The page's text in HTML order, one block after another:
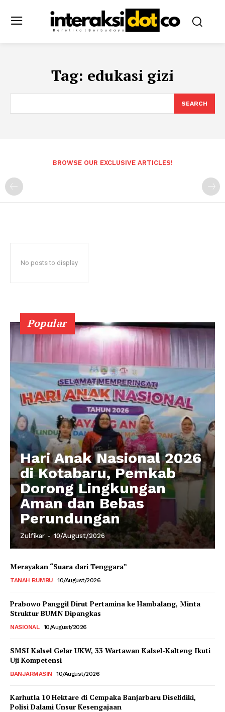
Tag: edukasi gizi
SEARCH
BROWSE OUR EXCLUSIVE ARTICLES!
No posts to display
Popular
Hari Anak Nasional 2026
di Kotabaru, Pemkab
Dorong Lingkungan
Aman dan Bebas
Perundungan
Zulfikar - 10/August/2026
Merayakan “Suara dari Tenggara”
TANAH BUMBU 10/August/2026
Prabowo Panggil Dirut Pertamina ke Hambalang, Minta
Struktur BUMN Dipangkas
NASIONAL 10/August/2026
SMSI Kalsel Gelar UKW, 33 Wartawan Kalsel-Kalteng Ikuti
Uji Kompetensi
BANJARMASIN 10/August/2026
Karhutla 10 Hektare di Cempaka Banjarbaru Diselidiki,
Polisi Dalami Unsur Kesengajaan